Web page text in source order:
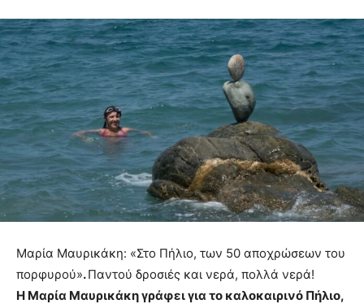
Μαρία Μαυρικάκη: «Στο Πήλιο, των 50 αποχρώσεων του
πορφυρού».Παντού δροσιές και νερά, πολλά νερά!
Η Μαρία Μαυρικάκη γράφει για το καλοκαιρινό Πήλιο,